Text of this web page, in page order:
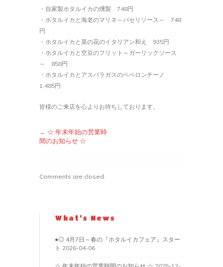
日
～
の
『ホ
ル
フ
ア』
・自家製ホタルイカの燻製 748円
・ホタルイカと海老のマリネ～パセリソース～ 748
円
・ホタルイカと菜の花のイタリアン和え 935円
・ホタルイカと空豆のフリット～ガーリックソース
～ 858円
・ホタルイカとアスパラガスのペペロンチーノ
1,485円
皆様のご来店を心よりお待ちしております。
← ☆ 年末年始の営業時
間のお知らせ ☆
Comments are closed.
What’s News
●◎ 4月7日～春の『ホタルイカフェア』スター
ト 2026-04-06